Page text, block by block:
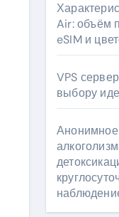
Air: объём
eSIM и
VPS
выбору